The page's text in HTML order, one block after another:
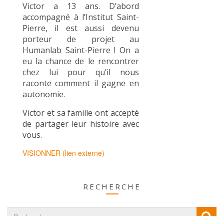
Victor a 13 ans. D’abord
accompagné à l’Institut Saint-
Pierre, il est aussi devenu
porteur de projet au
Humanlab Saint-Pierre ! On a
eu la chance de le rencontrer
chez lui pour qu’il nous
raconte comment il gagne en
autonomie.
Victor et sa famille ont accepté
de partager leur histoire avec
vous.
VISIONNER (lien externe)
RECHERCHE